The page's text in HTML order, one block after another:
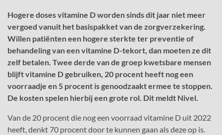
Hogere doses vitamine D worden sinds dit jaar niet meer
vergoed vanuit het basispakket van de zorgverzekering.
Willen patiënten een hogere sterkte ter preventie of
behandeling van een vitamine D-tekort, dan moeten ze dit
zelf betalen. Twee derde van de groep kwetsbare mensen
blijft vitamine D gebruiken, 20 procent heeft nog een
voorraadje en 5 procent is genoodzaakt ermee te stoppen.
De kosten spelen hierbij een grote rol. Dit meldt Nivel.
Van de 20 procent die nog een voorraad vitamine D uit 2022
heeft, denkt 70 procent door te kunnen gaan als deze op is.